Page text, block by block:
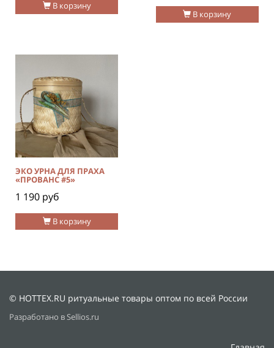
В корзину
В корзину
В корзину
ЭКО УРНА ДЛЯ ПРАХА
«ПРОВАНС #5»
1 190 руб
© HOTTEX.RU ритуальные товары оптом по всей России
Разработано в Sellios.ru